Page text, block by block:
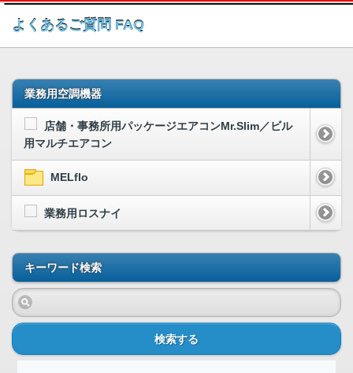
このページの本文へ
よくあるご質問 FAQ
業務用空調機器
店舗・事務所用パッケージエアコンMr.Slim／ビル
用マルチエアコン
MELflo
業務用ロスナイ
キーワード検索
検索する